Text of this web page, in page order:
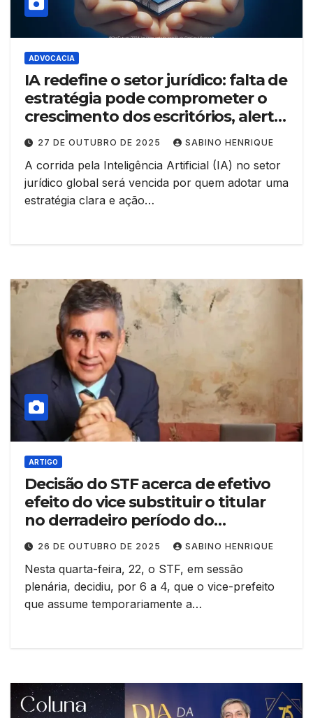
ADVOCACIA
IA redefine o setor jurídico: falta de
estratégia pode comprometer o
crescimento dos escritórios, alerta
relatório global
27 DE OUTUBRO DE 2025 SABINO HENRIQUE
A corrida pela Inteligência Artificial (IA) no setor
jurídico global será vencida por quem adotar uma
estratégia clara e ação…
ARTIGO
Decisão do STF acerca de efetivo
efeito do vice substituir o titular
no derradeiro período do
mandato
26 DE OUTUBRO DE 2025 SABINO HENRIQUE
Nesta quarta-feira, 22, o STF, em sessão
plenária, decidiu, por 6 a 4, que o vice-prefeito
que assume temporariamente a…